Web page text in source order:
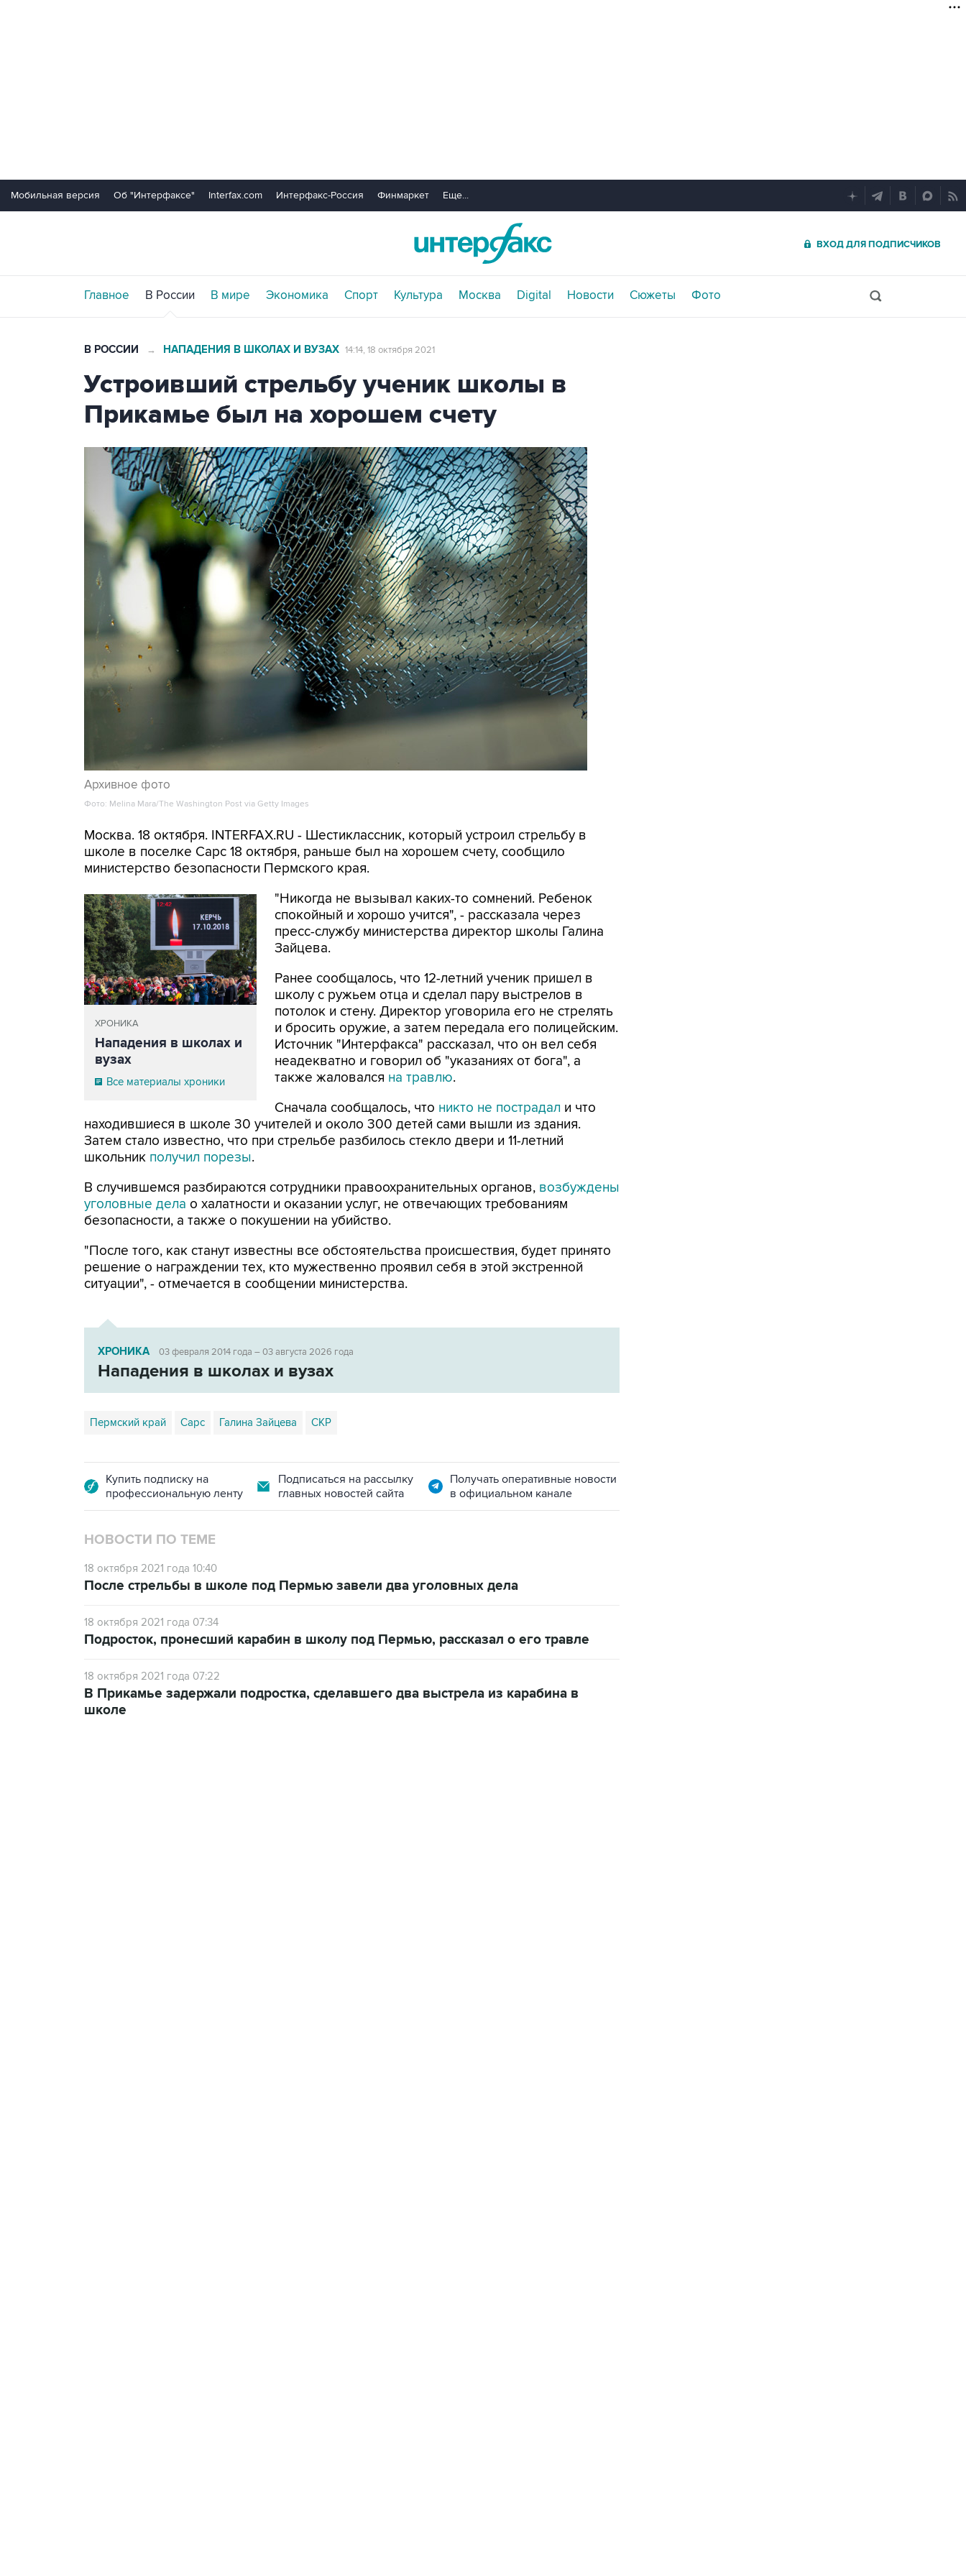
Мобильная версия Об "Интерфаксе" Interfax.com Интерфакс-Россия Финмаркет Еще...
ВХОД ДЛЯ ПОДПИСЧИКОВ
Главное В России В мире Экономика Спорт Культура Москва Digital Новости Сюжеты Фото
В РОССИИ → НАПАДЕНИЯ В ШКОЛАХ И ВУЗАХ 14:14, 18 октября 2021
Устроивший стрельбу ученик школы в
Прикамье был на хорошем счету
Архивное фото
Фото: Melina Mara/The Washington Post via Getty Images
Москва. 18 октября. INTERFAX.RU - Шестиклассник, который устроил стрельбу в
школе в поселке Сарс 18 октября, раньше был на хорошем счету, сообщило
министерство безопасности Пермского края.
ХРОНИКА
Нападения в школах и
вузах
Все материалы хроники
"Никогда не вызывал каких-то сомнений. Ребенок
спокойный и хорошо учится", - рассказала через
пресс-службу министерства директор школы Галина
Зайцева.
Ранее сообщалось, что 12-летний ученик пришел в
школу с ружьем отца и сделал пару выстрелов в
потолок и стену. Директор уговорила его не стрелять
и бросить оружие, а затем передала его полицейским.
Источник "Интерфакса" рассказал, что он вел себя
неадекватно и говорил об "указаниях от бога", а
также жаловался на травлю.
Сначала сообщалось, что никто не пострадал и что
находившиеся в школе 30 учителей и около 300 детей сами вышли из здания.
Затем стало известно, что при стрельбе разбилось стекло двери и 11-летний
школьник получил порезы.
В случившемся разбираются сотрудники правоохранительных органов, возбуждены
уголовные дела о халатности и оказании услуг, не отвечающих требованиям
безопасности, а также о покушении на убийство.
"После того, как станут известны все обстоятельства происшествия, будет принято
решение о награждении тех, кто мужественно проявил себя в этой экстренной
ситуации", - отмечается в сообщении министерства.
ХРОНИКА 03 февраля 2014 года – 03 августа 2026 года
Нападения в школах и вузах
Пермский край Сарс Галина Зайцева СКР
Купить подписку на
профессиональную ленту
Подписаться на рассылку
главных новостей сайта
Получать оперативные новости
в официальном канале
НОВОСТИ ПО ТЕМЕ
18 октября 2021 года 10:40
После стрельбы в школе под Пермью завели два уголовных дела
18 октября 2021 года 07:34
Подросток, пронесший карабин в школу под Пермью, рассказал о его травле
18 октября 2021 года 07:22
В Прикамье задержали подростка, сделавшего два выстрела из карабина в
школе